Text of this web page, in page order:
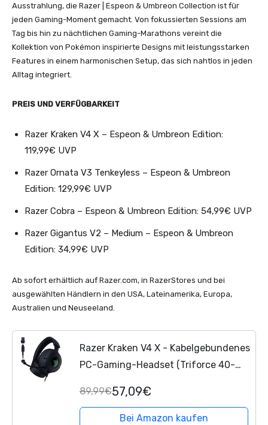
Ausstrahlung, die Razer | Espeon & Umbreon Collection ist für
jeden Gaming-Moment gemacht. Von fokussierten Sessions am
Tag bis hin zu nächtlichen Gaming-Marathons vereint die
Kollektion von Pokémon inspirierte Designs mit leistungsstarken
Features in einem harmonischen Setup, das sich nahtlos in jeden
Alltag integriert.
PREIS UND VERFÜGBARKEIT
Razer Kraken V4 X – Espeon & Umbreon Edition:
119,99€ UVP
Razer Ornata V3 Tenkeyless – Espeon & Umbreon
Edition: 129,99€ UVP
Razer Cobra – Espeon & Umbreon Edition: 54,99€ UVP
Razer Gigantus V2 – Medium – Espeon & Umbreon
Edition: 34,99€ UVP
Ab sofort erhältlich auf Razer.com, in RazerStores und bei
ausgewählten Händlern in den USA, Lateinamerika, Europa,
Australien und Neuseeland.
Razer Kraken V4 X - Kabelgebundenes
PC-Gaming-Headset (Triforce 40-
Nierenmikrofon, 7.1-Surround-Sound,
Chroma RGB, für PC - Konsolen...
89,99€57,09€
Bei Amazon kaufen